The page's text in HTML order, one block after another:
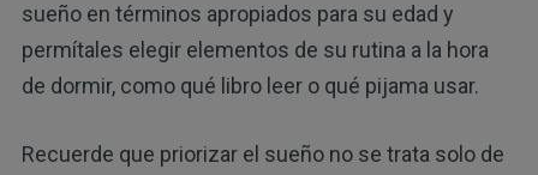
sueño en términos apropiados para su edad y
permítales elegir elementos de su rutina a la hora
de dormir, como qué libro leer o qué pijama usar.
Recuerde que priorizar el sueño no se trata solo de